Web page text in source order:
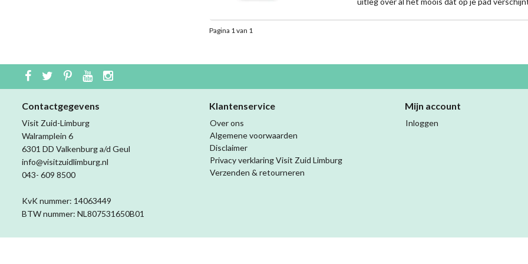
Pagina 1 van 1
Contactgegevens
Visit Zuid-Limburg
Walramplein 6
6301 DD Valkenburg a/d Geul
info@visitzuidlimburg.nl
043- 609 8500
KvK nummer: 14063449
BTW nummer: NL807531650B01
Klantenservice
Over ons
Algemene voorwaarden
Disclaimer
Privacy verklaring Visit Zuid Limburg
Verzenden & retourneren
Mijn account
Inloggen